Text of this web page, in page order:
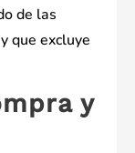
de las
que excluye
y